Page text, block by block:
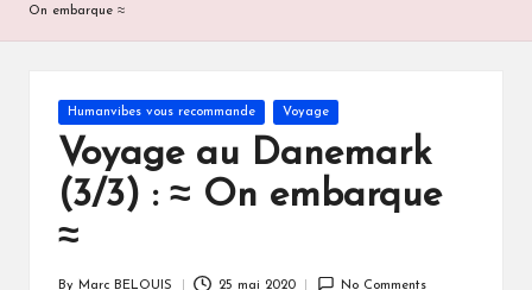
On embarque ≈
Posted
in
Humanvibes vous recommande Voyage
Voyage au Danemark
(3/3) : ≈ On embarque
≈
By Marc BELOUIS 25 mai 2020 No Comments